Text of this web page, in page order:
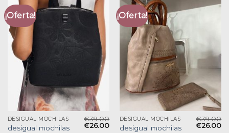
¡Oferta!
DESIGUAL MOCHILAS
desigual mochilas
€39.00
€26.00
¡Oferta!
DESIGUAL MOCHILAS
desigual mochilas
€39.00
€26.00